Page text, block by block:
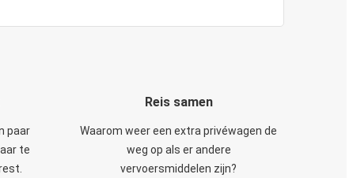
paar
te
Reis samen
Waarom weer een extra privéwagen de
weg op als er andere
vervoersmiddelen zijn?